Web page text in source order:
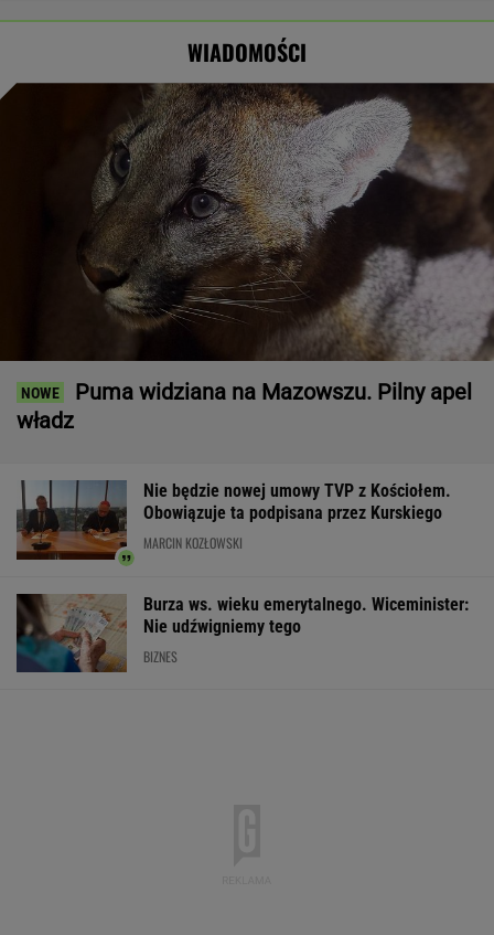
WIADOMOŚCI
Puma widziana na Mazowszu. Pilny apel
władz
Nie będzie nowej umowy TVP z Kościołem.
Obowiązuje ta podpisana przez Kurskiego
MARCIN KOZŁOWSKI
Burza ws. wieku emerytalnego. Wiceminister:
Nie udźwigniemy tego
BIZNES